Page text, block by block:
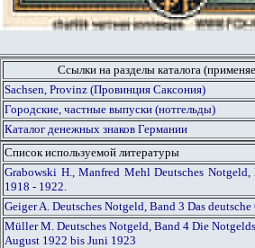
Ссылки на разделы каталога
Sachsen, Provinz (Провинция Саксония)
Городские, частные выпуски (нотгельды)
Каталог денежных знаков Германии
Список используемой литературы
Grabowski H., Manfred Mehl Deutsches
1918 - 1922.
Geiger A. Deutsches Notgeld, Band 3 Das
Müller M. Deutsches Notgeld, Band 4 Die
August 1922 bis Juni 1923